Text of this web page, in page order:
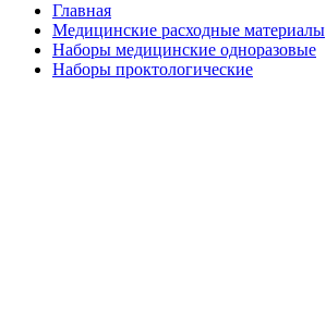
Главная
Медицинские расходные материалы
Наборы медицинские одноразовые
Наборы проктологические